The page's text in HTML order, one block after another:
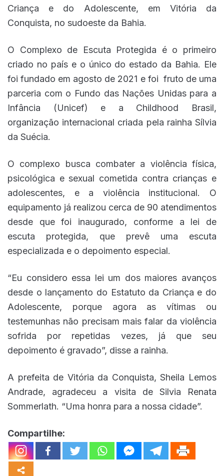
Criança e do Adolescente, em Vitória da
Conquista, no sudoeste da Bahia.
O Complexo de Escuta Protegida é o primeiro
criado no país e o único do estado da Bahia. Ele
foi fundado em agosto de 2021 e foi fruto de uma
parceria com o Fundo das Nações Unidas para a
Infância (Unicef) e a Childhood Brasil,
organização internacional criada pela rainha Sílvia
da Suécia.
O complexo busca combater a violência física,
psicológica e sexual cometida contra crianças e
adolescentes, e a violência institucional. O
equipamento já realizou cerca de 90 atendimentos
desde que foi inaugurado, conforme a lei de
escuta protegida, que prevê uma escuta
especializada e o depoimento especial.
“Eu considero essa lei um dos maiores avanços
desde o lançamento do Estatuto da Criança e do
Adolescente, porque agora as vítimas ou
testemunhas não precisam mais falar da violência
sofrida por repetidas vezes, já que seu
depoimento é gravado”, disse a rainha.
A prefeita de Vitória da Conquista, Sheila Lemos
Andrade, agradeceu a visita de Silvia Renata
Sommerlath. “Uma honra para a nossa cidade”.
Compartilhe: